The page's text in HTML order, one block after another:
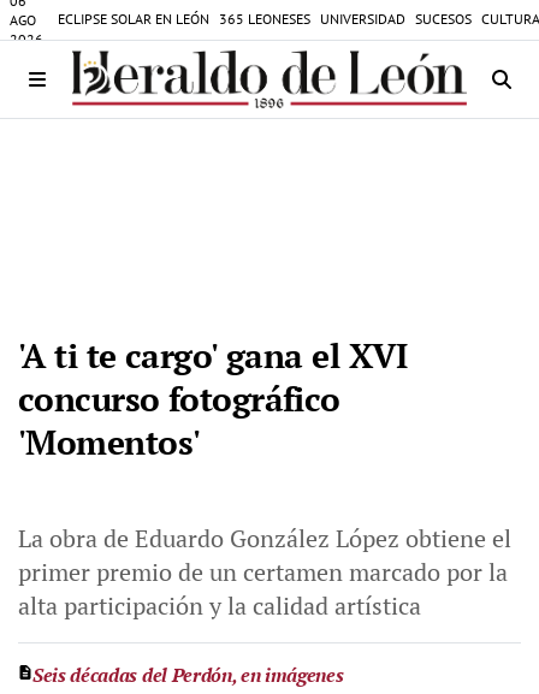
AGO
2026
ECLIPSE SOLAR EN LEÓN 365 LEONESES UNIVERSIDAD SUCESOS
'A ti te cargo' gana el XVI
concurso fotográfico
'Momentos'
La obra de Eduardo González López obtiene el
primer premio de un certamen marcado por la
alta participación y la calidad artística
Seis décadas del Perdón, en imágenes